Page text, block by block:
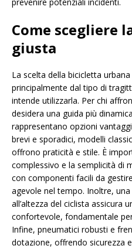
Come scegliere
giusta
La scelta della bicicletta
principalmente dal tipo di
intende utilizzarla. Per chi
desidera una guida più
rappresentano opzioni
brevi e sporadici, modelli
offrono praticità e stile. È
complessivo e la semplicità di
con componenti facili da
agevole nel tempo. Inoltre,
all’altezza del ciclista assicura
confortevole, fondamentale
Infine, pneumatici robusti e
dotazione, offrendo sicurezza